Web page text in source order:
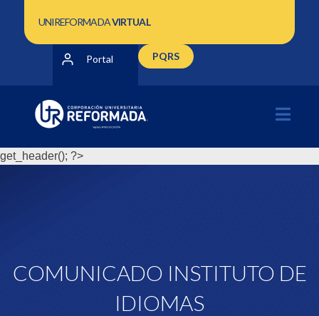
UNIREFORMADAVIRTUAL
Portal PQRS
get_header(); ?>
COMUNICADO INSTITUTO DE
IDIOMAS